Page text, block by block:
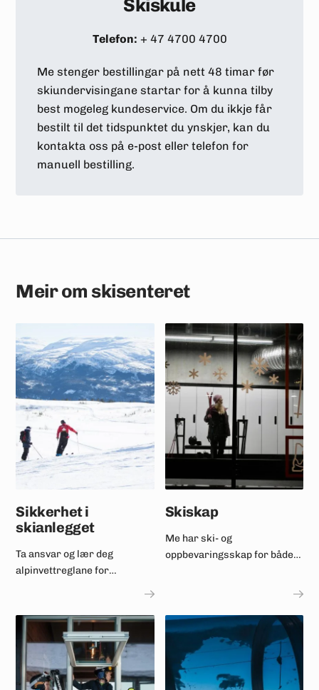
Skiskule
Telefon: + 47 4700 4700
Me stenger bestillingar på nett 48 timar før
skiundervisingane startar for å kunna tilby
best mogeleg kundeservice. Om du ikkje får
bestilt til det tidspunktet du ynskjer, kan du
kontakta oss på e-post eller telefon for
manuell bestilling.
Meir om skisenteret
Sikkerhet i
skianlegget
Ta ansvar og lær deg
alpinvettreglane for
Skiskap
Me har ski- og
oppbevaringsskap for både